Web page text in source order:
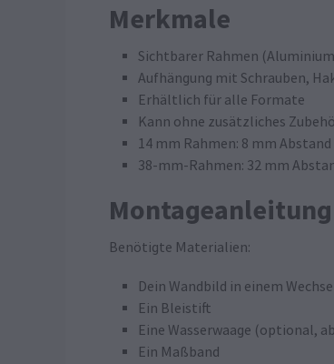
Merkmale
Sichtbarer Rahmen
Aufhängung mit Schrauben,
Erhältlich für alle Formate
Kann ohne zusätzliches
14 mm Rahmen: 8 mm
38-mm-Rahmen: 32 mm
Montageanleitung
Benötigte Materialien:
Dein Wandbild in einem
Ein Bleistift
Eine Wasserwaage (optional,
Ein Maßband